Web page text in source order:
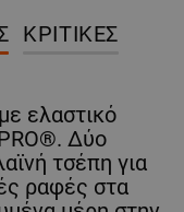
ΚΡΙΤΙΚΈΣ
ελαστικό
Δύο
τσέπη για
ραφές στα